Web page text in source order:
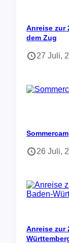
Anreise zur
dem Zug
27 Juli,
26 Juli,
Anreise zur